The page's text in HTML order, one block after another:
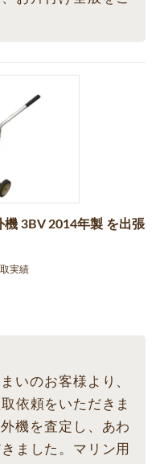
3BV 2014年製 を出張
実績
いのお客様より、
依頼をいただきま
機を査定し、あわ
ました。マリン用